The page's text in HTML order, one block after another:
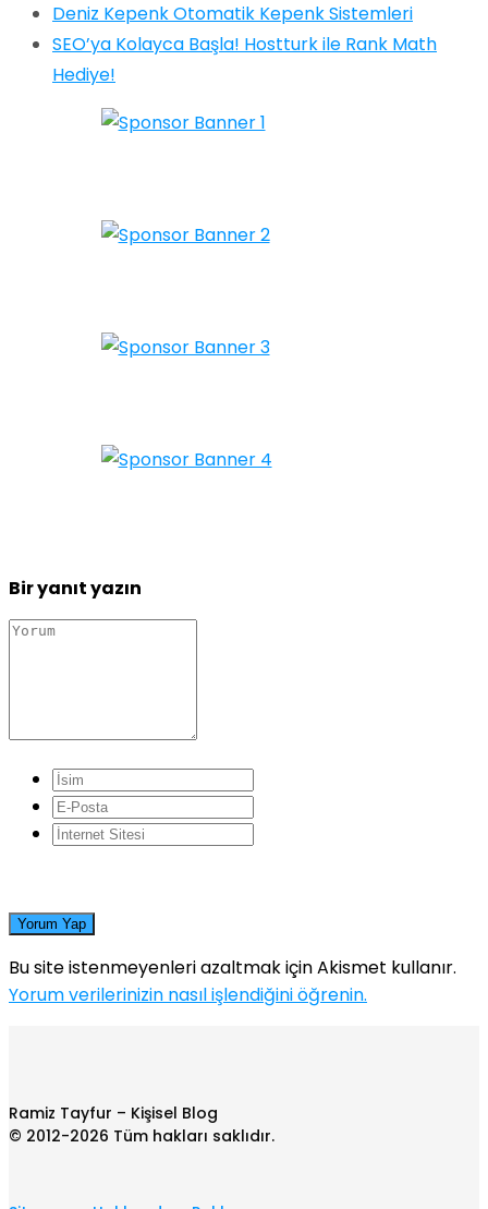
Deniz Kepenk Otomatik Kepenk Sistemleri
SEO’ya Kolayca Başla! Hostturk ile Rank Math
Hediye!
Bir yanıt yazın
Yorum Yap
Bu site istenmeyenleri azaltmak için Akismet kullanır.
Yorum verilerinizin nasıl işlendiğini öğrenin.
Ramiz Tayfur – Kişisel Blog
© 2012-2026 Tüm hakları saklıdır.